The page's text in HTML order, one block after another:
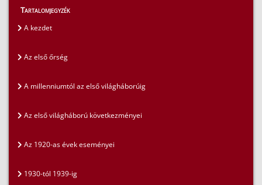
Magunkról
Tűzoltóság a vérzivatarban
Tartalomjegyzék
A kezdet
Az első őrség
A millenniumtól az első világháborúig
Az első világháború következményei
Az 1920-as évek eseményei
1930-tól 1939-ig